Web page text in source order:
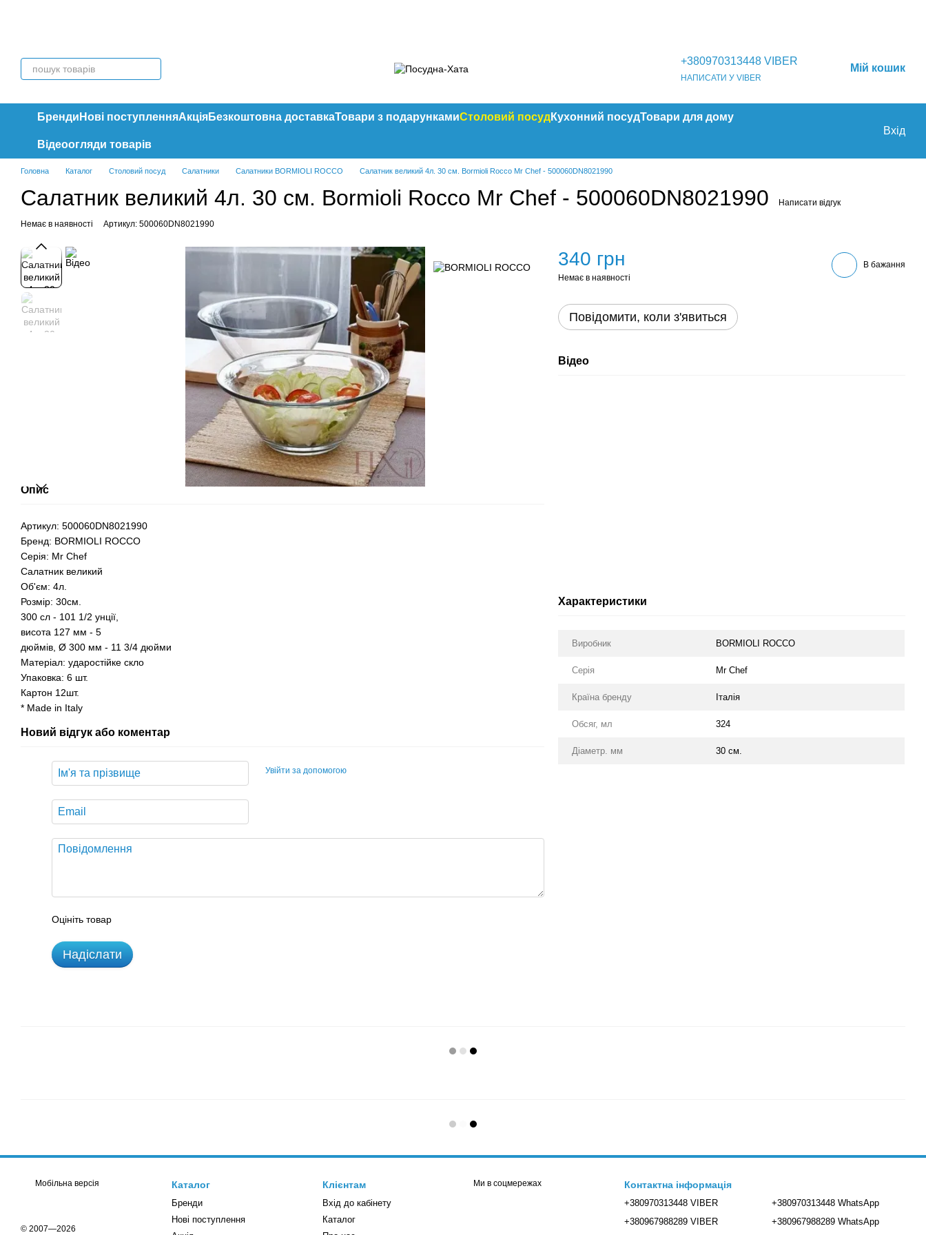
+380970313448 VIBER
НАПИСАТИ У VIBER
Мій кошик
Бренди Нові поступленняАкціяБезкоштовна доставкаТовари з подарункамиСтоловий посудКухонний посудТовари для дому
Відеоогляди товарів
Вхід
Головна Каталог Столовий посуд Салатники Салатники BORMIOLI ROCCO Салатник великий 4л. 30 см. Bormioli Rocco Mr Chef - 500060DN8021990
Салатник великий 4л. 30 см. Bormioli Rocco Mr Chef - 500060DN8021990 Написати відгук
Немає в наявності Артикул: 500060DN8021990
Опис
Артикул: 500060DN8021990
Бренд: BORMIOLI ROCCO
Серія: Mr Chef
Салатник великий
Об'єм: 4л.
Розмір: 30см.
300 сл - 101 1/2 унції,
висота 127 мм - 5
дюймів, Ø 300 мм - 11 3/4 дюйми
Матеріал: ударостійке скло
Упаковка: 6 шт.
Картон 12шт.
* Made in Italy
Новий відгук або коментар
Увійти за допомогою
Оцініть товар
Надіслати
340 грн
Немає в наявності
В бажання
Повідомити, коли з'явиться
Відео
Характеристики
Виробник BORMIOLI ROCCO
Серія Mr Chef
Країна бренду Італія
Обсяг, мл 324
Діаметр. мм 30 см.
Мобільна версія
© 2007—2026
Каталог
Бренди
Нові поступлення
Клієнтам
Вхід до кабінету
Каталог
Ми в соцмережах Контактна інформація
+380970313448 VIBER
+380967988289 VIBER
+380970313448 WhatsApp
+380967988289 WhatsApp